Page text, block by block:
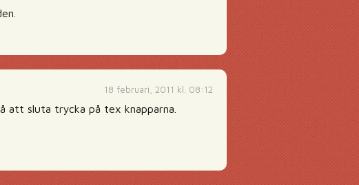
18 februari, 2011 kl. 08:12
att sluta trycka på tex knapparna.